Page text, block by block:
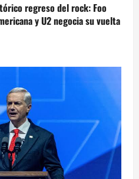
regreso del rock: Foo
y U2 negocia su vuelta